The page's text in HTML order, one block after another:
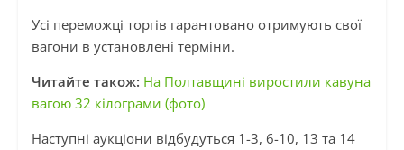
Усі переможці торгів гарантовано отримують свої
вагони в установлені терміни.
Читайте також: На Полтавщині виростили кавуна
вагою 32 кілограми (фото)
Наступні аукціони відбудуться 1-3, 6-10, 13 та 14